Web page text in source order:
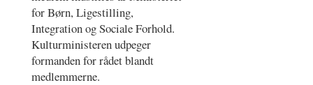
for Børn, Ligestilling,
Integration og Sociale Forhold.
Kulturministeren udpeger
formanden for rådet blandt
medlemmerne.